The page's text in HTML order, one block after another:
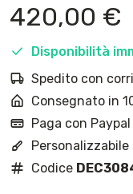
420,00 €
Disponibilità
Spedito con
Consegnato in
Paga con
Codice